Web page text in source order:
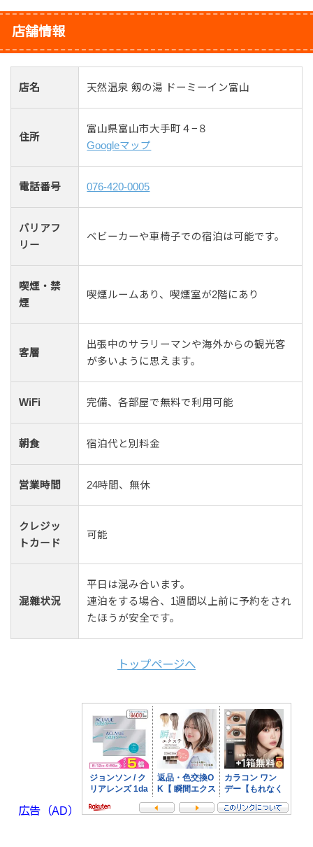
店舗情報
店名 天然温泉 剱の湯 ドーミーイン富山
住所
富山県富山市大手町４−８
Googleマップ
電話番号 076-420-0005
バリアフ
リー
ベビーカーや車椅子での宿泊は可能です。
喫煙・禁
煙
喫煙ルームあり、喫煙室が2階にあり
客層
出張中のサラリーマンや海外からの観光客
が多いように思えます。
WiFi 完備、各部屋で無料で利用可能
朝食 宿泊代と別料金
営業時間 24時間、無休
クレジッ
トカード
可能
混雜状況
平日は混み合います。
連泊をする場合、1週間以上前に予約をされ
たほうが安全です。
トップページへ
広告（AD）